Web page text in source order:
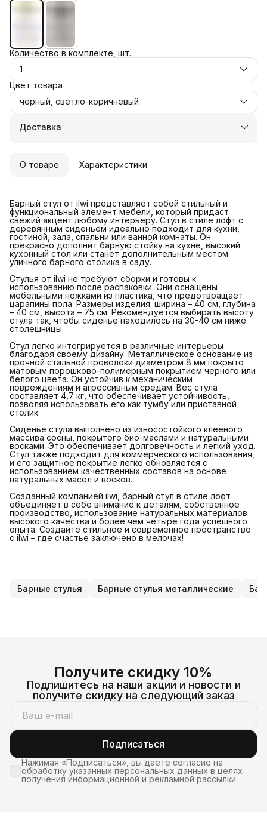
Количество в комплекте, шт.
1
Цвет товара
черный, светло-коричневый
Доставка
О товаре Характеристики
Барный стул от ilwi представляет собой стильный и
функциональный элемент мебели, который придаст
свежий акцент любому интерьеру. Стул в стиле лофт с
деревянным сиденьем идеально подходит для кухни,
гостиной, зала, спальни или ванной комнаты. Он
прекрасно дополнит барную стойку на кухне, высокий
кухонный стол или станет дополнительным местом
уличного барного столика в саду.
Стулья от ilwi не требуют сборки и готовы к
использованию после распаковки. Они оснащены
мебельными ножками из пластика, что предотвращает
царапины пола. Размеры изделия: ширина – 40 см, глубина
– 40 см, высота – 75 см. Рекомендуется выбирать высоту
стула так, чтобы сиденье находилось на 30-40 см ниже
столешницы.
Стул легко интегрируется в различные интерьеры
благодаря своему дизайну. Металлическое основание из
прочной стальной проволоки диаметром 8 мм покрыто
матовым порошково-полимерным покрытием черного или
белого цвета. Он устойчив к механическим
повреждениям и агрессивным средам. Вес стула
составляет 4,7 кг, что обеспечивает устойчивость,
позволяя использовать его как тумбу или приставной
столик.
Сиденье стула выполнено из износостойкого клееного
массива сосны, покрытого био-маслами и натуральными
восками. Это обеспечивает долговечность и легкий уход.
Стул также подходит для коммерческого использования,
и его защитное покрытие легко обновляется с
использованием качественных составов на основе
натуральных масел и восков.
Созданный компанией ilwi, барный стул в стиле лофт
объединяет в себе внимание к деталям, собственное
производство, использование натуральных материалов
высокого качества и более чем четыре года успешного
опыта. Создайте стильное и современное пространство
с ilwi – где счастье заключено в мелочах!
Барные стулья Барные стулья металлические
Получите скидку 10%
Подпишитесь на наши акции и новости и
получите скидку на следующий заказ
Подписаться
Нажимая «Подписаться», вы даете согласие на
обработку указанных персональных данных в целях
получения информационной и рекламной рассылки